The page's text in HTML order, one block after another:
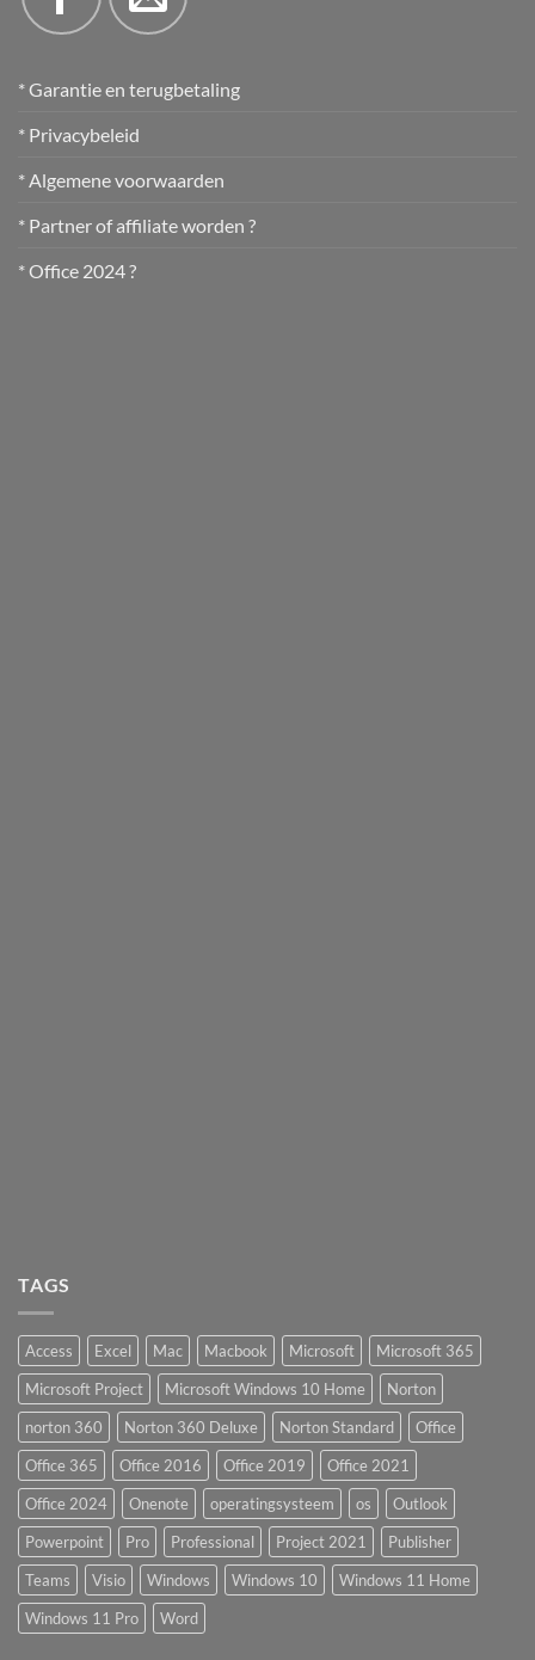
* Garantie en terugbetaling
* Privacybeleid
* Algemene voorwaarden
* Partner of affiliate worden ?
* Office 2024 ?
TAGS
Access Excel Mac Macbook Microsoft
Microsoft 365
Microsoft Project
Microsoft Windows 10 Home
Norton
norton 360
Norton 360 Deluxe Norton Standard
Office
Office 365
Office 2016 Office 2019
Office 2021
Office 2024
Onenote operatingsysteem os
Outlook
Powerpoint
Pro Professional Project 2021
Publisher
Teams
Visio Windows Windows 10
Windows 11 Home
Windows 11 Pro
Word